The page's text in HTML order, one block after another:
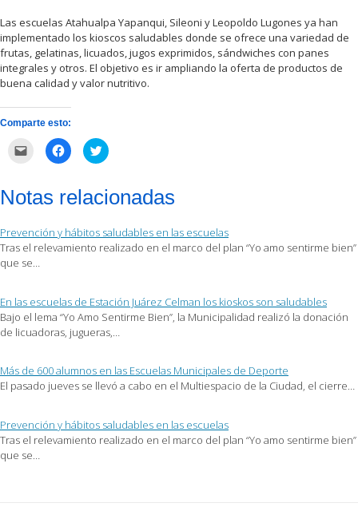
Las escuelas Atahualpa Yapanqui, Sileoni y Leopoldo Lugones ya han
implementado los kioscos saludables donde se ofrece una variedad de
frutas, gelatinas, licuados, jugos exprimidos, sándwiches con panes
integrales y otros. El objetivo es ir ampliando la oferta de productos de
buena calidad y valor nutritivo.
Comparte esto:
correo
electrónico
amigo
(Se
abre
en
Haz
clic
Facebook
(Se
una
ventana
nueva)
Haz
clic
en
Twitter
(Se
una
ventana
nueva)
Notas relacionadas
Prevención y hábitos saludables en las escuelas
Tras el relevamiento realizado en el marco del plan “Yo amo sentirme bien”
que se…
En las escuelas de Estación Juárez Celman los kioskos son saludables
Bajo el lema “Yo Amo Sentirme Bien”, la Municipalidad realizó la donación
de licuadoras, jugueras,…
Más de 600 alumnos en las Escuelas Municipales de Deporte
El pasado jueves se llevó a cabo en el Multiespacio de la Ciudad, el cierre…
Prevención y hábitos saludables en las escuelas
Tras el relevamiento realizado en el marco del plan “Yo amo sentirme bien”
que se…